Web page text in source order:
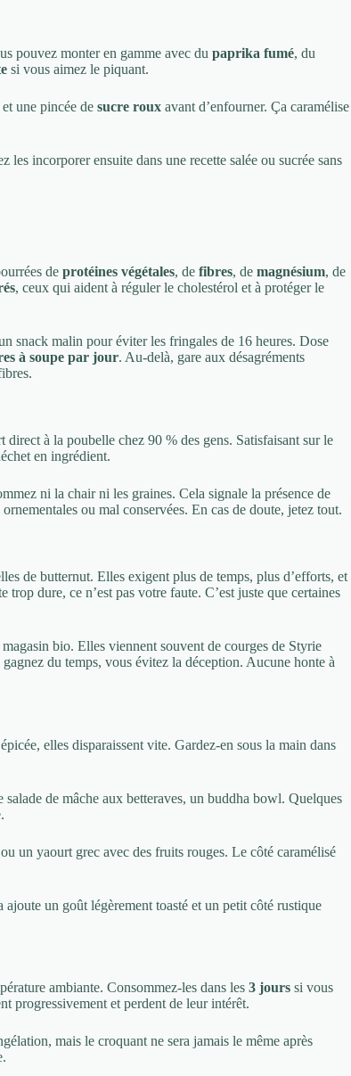
pouvez monter en gamme avec du paprika fumé, du
si vous aimez le piquant.
et une pincée de sucre roux avant d’enfourner. Ça caramélise
incorporer ensuite dans une recette salée ou sucrée sans
de protéines végétales, de fibres, de magnésium, de
, ceux qui aident à réguler le cholestérol et à protéger le
snack malin pour éviter les fringales de 16 heures. Dose
à soupe par jour. Au-delà, gare aux désagréments
à la poubelle chez 90 % des gens. Satisfaisant sur le
en ingrédient.
ni la chair ni les graines. Cela signale la présence de
ou mal conservées. En cas de doute, jetez tout.
de butternut. Elles exigent plus de temps, plus d’efforts, et
trop dure, ce n’est pas votre faute. C’est juste que certaines
magasin bio. Elles viennent souvent de courges de Styrie
du temps, vous évitez la déception. Aucune honte à
elles disparaissent vite. Gardez-en sous la main dans
de mâche aux betteraves, un buddha bowl. Quelques
ou un yaourt grec avec des fruits rouges. Le côté caramélisé
ajoute un goût légèrement toasté et un petit côté rustique
ambiante. Consommez-les dans les 3 jours si vous
progressivement et perdent de leur intérêt.
mais le croquant ne sera jamais le même après